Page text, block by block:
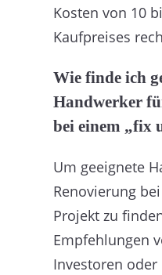
Kosten von 10
Kaufpreises
Wie finde ich
Handwerker
bei einem „fix
Um geeignete
Renovierung
Projekt zu
Empfehlungen
Investoren